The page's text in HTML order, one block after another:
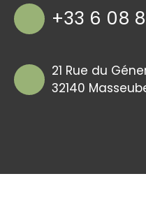
+33 6 08
21 Rue du
32140